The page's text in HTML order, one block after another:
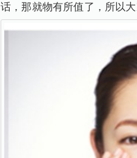
话，那就物有所值了，所以大